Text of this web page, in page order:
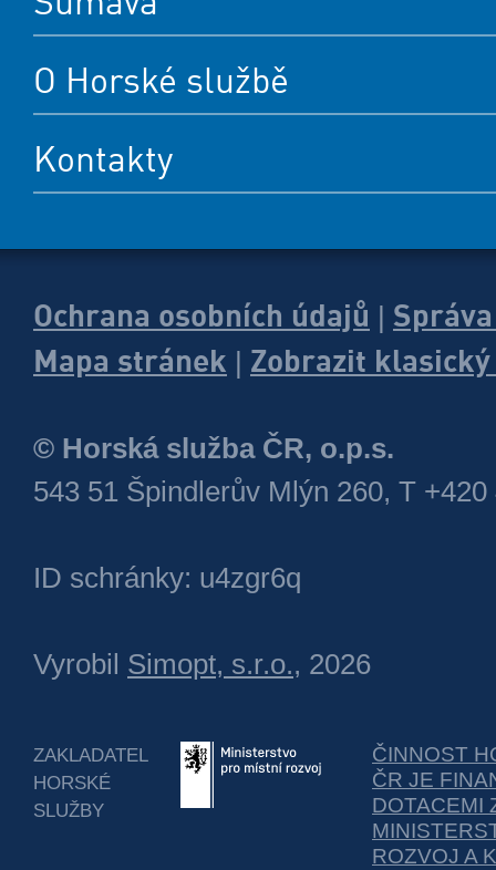
O Horské službě
Kontakty
Ochrana osobních údajů
Mapa stránek
Zobrazit
© Horská služba ČR, o.p.s.
543 51 Špindlerův Mlýn 260, T +420
ID schránky: u4zgr6q
Vyrobil Simopt, s.r.o., 2026
ZAKLADATEL
HORSKÉ
SLUŽBY
ČINNOST
ČR JE
DOTACEMI
ROZVOJ A